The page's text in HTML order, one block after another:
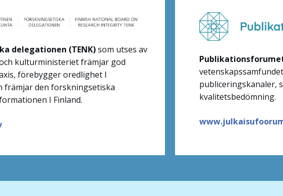
delegationen (TENK)som utses av
kulturministeriet främjar god
förebygger oredlighet I
främjar den forskningsetiska
I Finland.
publiceringskanaler,
kvalitetsbedömning.